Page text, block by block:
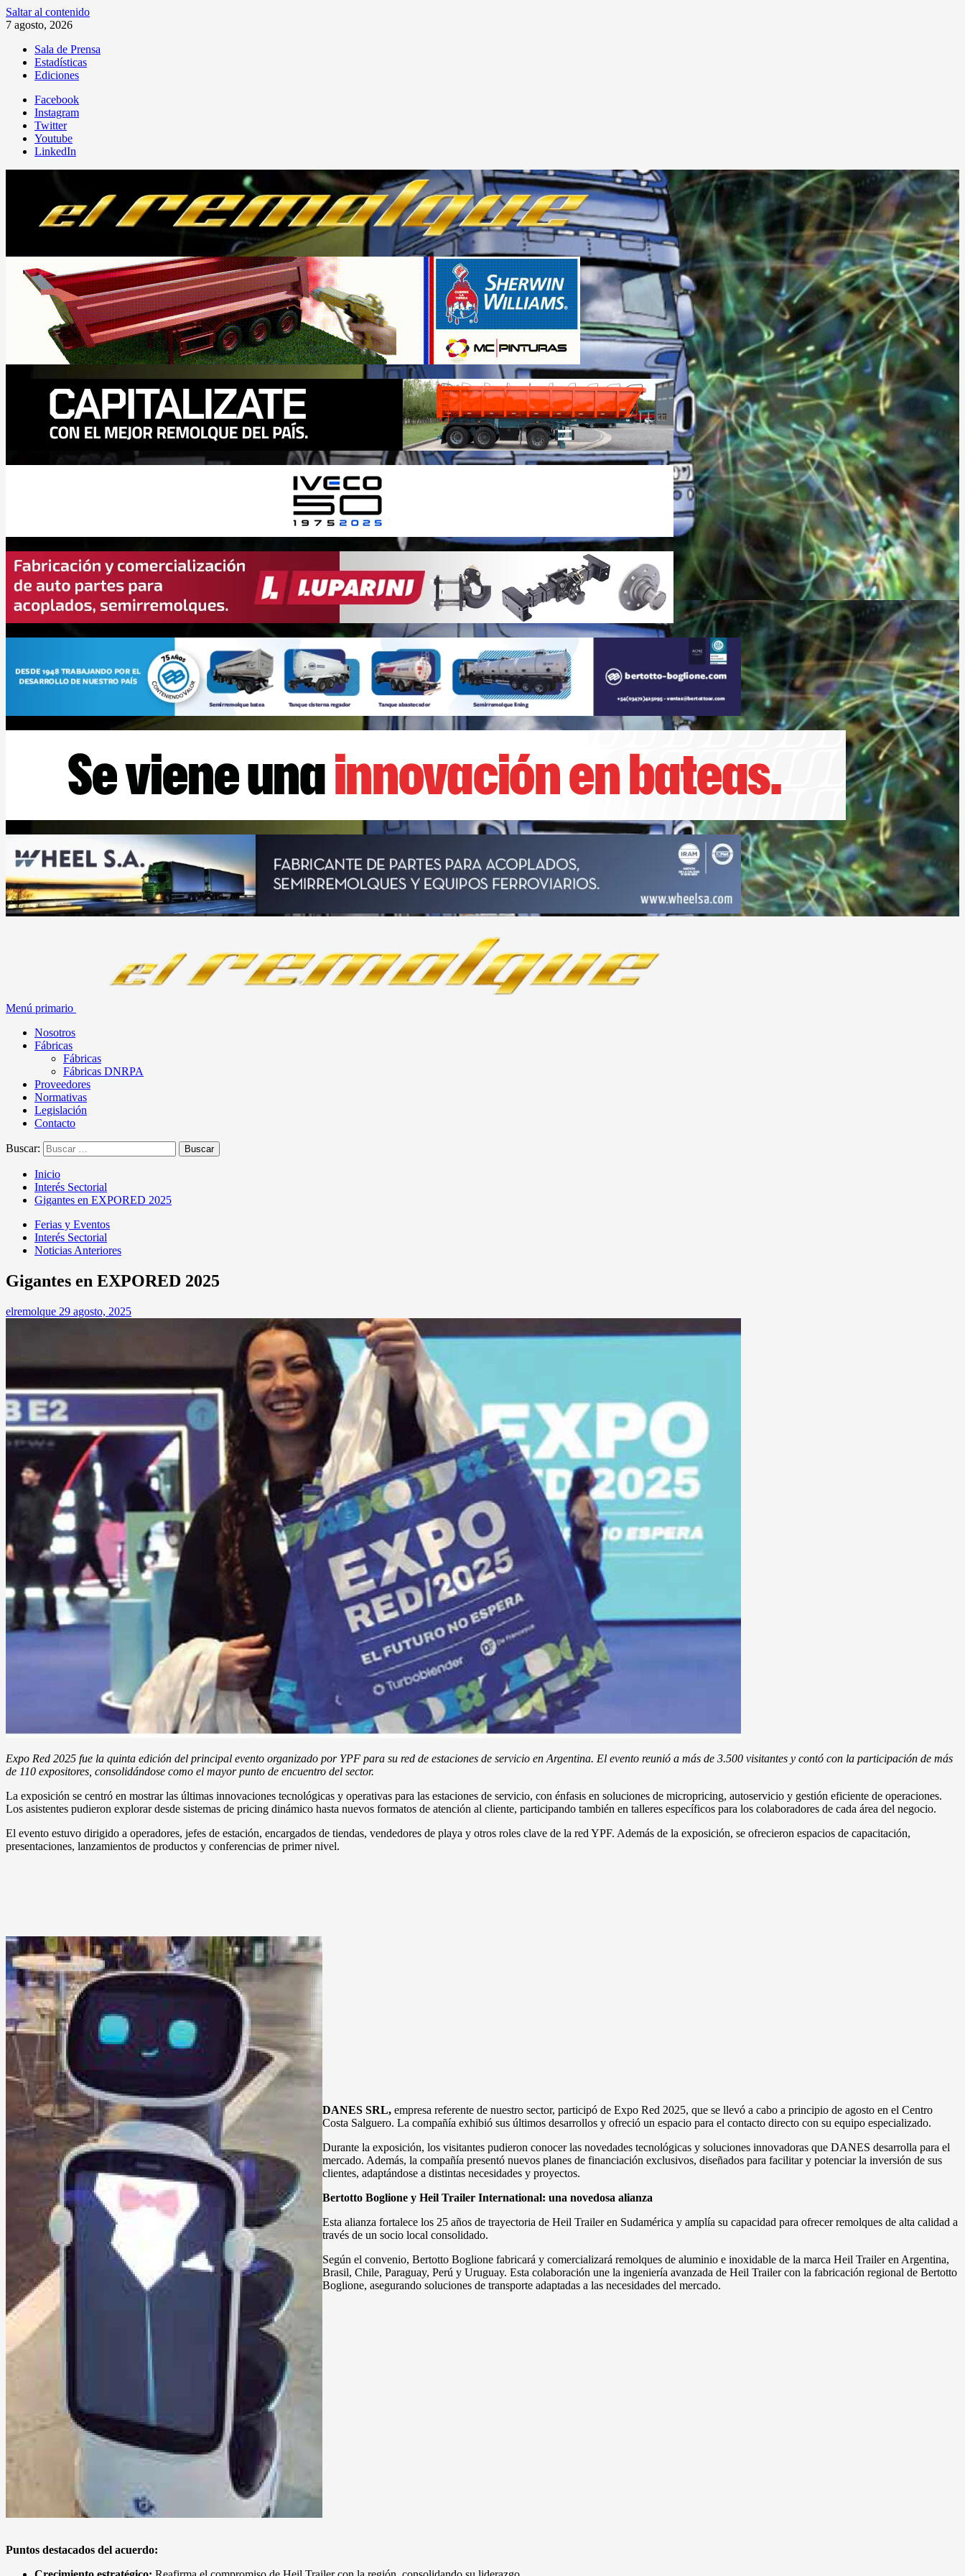
Saltar al contenido
7 agosto, 2026
Sala de Prensa
Estadísticas
Ediciones
Facebook
Instagram
Twitter
Youtube
LinkedIn
Menú primario
Nosotros
Fábricas
Fábricas
Fábricas DNRPA
Proveedores
Normativas
Legislación
Contacto
Buscar:
Inicio
Interés Sectorial
Gigantes en EXPORED 2025
Ferias y Eventos
Interés Sectorial
Noticias Anteriores
Gigantes en EXPORED 2025
elremolque 29 agosto, 2025
Expo Red 2025 fue la quinta edición del principal evento organizado por YPF para su red de estaciones de servicio en Argentina. El evento reunió a más de 3.500 visitantes y contó con la participación de más
de 110 expositores, consolidándose como el mayor punto de encuentro del sector.
La exposición se centró en mostrar las últimas innovaciones tecnológicas y operativas para las estaciones de servicio, con énfasis en soluciones de micropricing, autoservicio y gestión eficiente de operaciones.
Los asistentes pudieron explorar desde sistemas de pricing dinámico hasta nuevos formatos de atención al cliente, participando también en talleres específicos para los colaboradores de cada área del negocio.
El evento estuvo dirigido a operadores, jefes de estación, encargados de tiendas, vendedores de playa y otros roles clave de la red YPF. Además de la exposición, se ofrecieron espacios de capacitación,
presentaciones, lanzamientos de productos y conferencias de primer nivel.
DANES SRL, empresa referente de nuestro sector, participó de Expo Red 2025, que se llevó a cabo a principio de agosto en el Centro
Costa Salguero. La compañía exhibió sus últimos desarrollos y ofreció un espacio para el contacto directo con su equipo especializado.
Durante la exposición, los visitantes pudieron conocer las novedades tecnológicas y soluciones innovadoras que DANES desarrolla para el
mercado. Además, la compañía presentó nuevos planes de financiación exclusivos, diseñados para facilitar y potenciar la inversión de sus
clientes, adaptándose a distintas necesidades y proyectos.
Bertotto Boglione y Heil Trailer International: una novedosa alianza
Esta alianza fortalece los 25 años de trayectoria de Heil Trailer en Sudamérica y amplía su capacidad para ofrecer remolques de alta calidad a
través de un socio local consolidado.
Según el convenio, Bertotto Boglione fabricará y comercializará remolques de aluminio e inoxidable de la marca Heil Trailer en Argentina,
Brasil, Chile, Paraguay, Perú y Uruguay. Esta colaboración une la ingeniería avanzada de Heil Trailer con la fabricación regional de Bertotto
Boglione, asegurando soluciones de transporte adaptadas a las necesidades del mercado.
Puntos destacados del acuerdo: